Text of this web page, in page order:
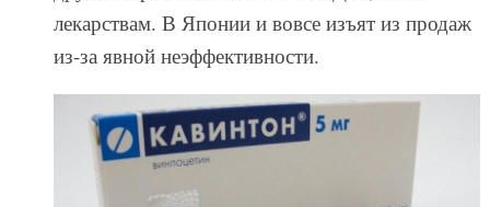
лекарствам. В Японии и вовсе изъят из продаж
из-за явной неэффективности.